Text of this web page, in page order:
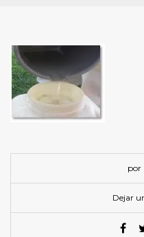
por
Dejar